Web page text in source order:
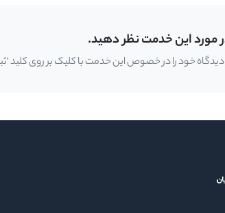
مورد این خدمت نظر دهید.
خود را در خصوص این خدمت با کلیک بر روی کلید